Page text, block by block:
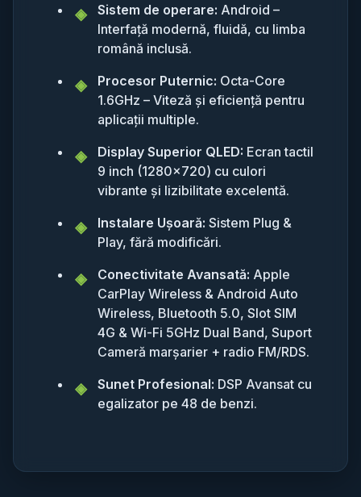
Sistem de operare: Android –
Interfață modernă, fluidă, cu limba
română inclusă.
Procesor Puternic: Octa-Core
1.6GHz – Viteză și eficiență pentru
aplicații multiple.
Display Superior QLED: Ecran tactil
9 inch (1280x720) cu culori
vibrante și lizibilitate excelentă.
Instalare Ușoară: Sistem Plug &
Play, fără modificări.
Conectivitate Avansată: Apple
CarPlay Wireless & Android Auto
Wireless, Bluetooth 5.0, Slot SIM
4G & Wi-Fi 5GHz Dual Band, Suport
Cameră marșarier + radio FM/RDS.
Sunet Profesional: DSP Avansat cu
egalizator pe 48 de benzi.